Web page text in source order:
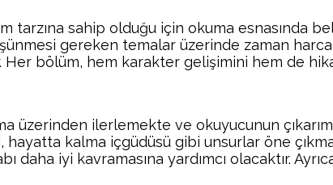
tarzına sahip olduğu için okuma
gereken temalar üzerinde zaman
Her bölüm, hem karakter gelişimini hem de
üzerinden ilerlemekte ve okuyucunun
hayatta kalma içgüdüsü gibi unsurlar öne
daha iyi kavramasına yardımcı olacaktır.